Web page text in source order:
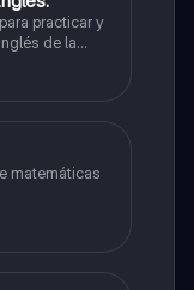
practicar y
de la
matemáticas